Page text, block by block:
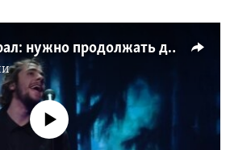
Сальвадор Собрал: нужно продолжать делать качественную музыку
source currently available